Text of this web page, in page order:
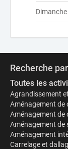
Dimanche
Recherche
Toutes les
Agrandissement
Aménagement de
Aménagement de
Aménagement de
Aménagement
Carrelage et